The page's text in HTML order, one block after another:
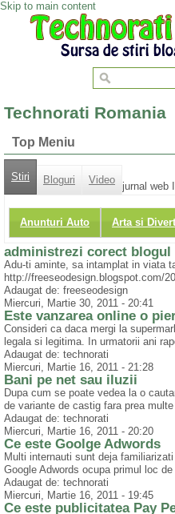
Skip to main content
Technorati Romania
Top Meniu
Stiri Bloguri Video
Anunturi Auto Arta si
jurnal web
administrezi corect blogul
Adu-ti aminte, sa intamplat in viata
http://freeseodesign.blogspot.com/
Adaugat de: freeseodesign
Miercuri, Martie 30, 2011 - 20:41
Este vanzarea online o
Consideri ca daca mergi la
legala si legitima. In urmatorii ani
Adaugat de: technorati
Miercuri, Martie 16, 2011 - 21:28
Bani pe net sau iluzii
Dupa cum se poate vedea la o
de variante de castig fara prea
Adaugat de: technorati
Miercuri, Martie 16, 2011 - 20:20
Ce este Goolge Adwords
Multi internauti sunt deja
Google Adwords ocupa primul loc
Adaugat de: technorati
Miercuri, Martie 16, 2011 - 19:45
Ce este publicitatea Pay